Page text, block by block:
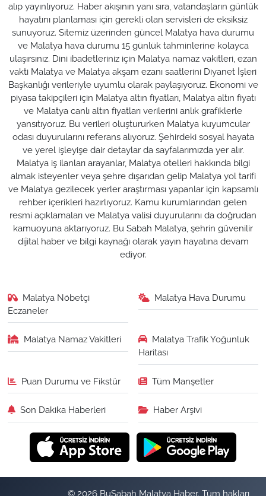
alıp yayınlıyoruz. Haber akışının yanı sıra, vatandaşların günlük
hayatını planlaması için gerekli olan servisleri de eksiksiz
sunuyoruz. Sitemiz üzerinden güncel Malatya hava durumu
ve Malatya hava durumu 15 günlük tahminlerine kolayca
ulaşırsınız. Dini ibadetleriniz için Malatya namaz vakitleri, ezan
vakti Malatya ve Malatya akşam ezanı saatlerini Diyanet İşleri
Başkanlığı verileriyle uyumlu olarak paylaşıyoruz. Ekonomi ve
piyasa takipçileri için Malatya altın fiyatları, Malatya altın fiyatı
ve Malatya canlı altın fiyatları verilerini anlık grafiklerle
yansıtıyoruz. Bu verileri oluştururken Malatya kuyumcular
odası duyurularını referans alıyoruz. Şehirdeki sosyal hayata
ve yerel işleyişe dair detaylar da sayfalarımızda yer alır.
Malatya iş ilanları arayanlar, Malatya otelleri hakkında bilgi
almak isteyenler veya şehre dışarıdan gelip Malatya yol tarifi
ve Malatya gezilecek yerler araştırması yapanlar için kapsamlı
rehber içerikleri hazırlıyoruz. Kamu kurumlarından gelen
resmi açıklamaları ve Malatya valisi duyurularını da doğrudan
kamuoyuna aktarıyoruz. Bu Sabah Malatya, şehrin güvenilir
dijital haber ve bilgi kaynağı olarak yayın hayatına devam
ediyor.
Malatya Nöbetçi
Eczaneler
Malatya Hava Durumu
Malatya Namaz Vakitleri
Malatya Trafik Yoğunluk
Haritası
Puan Durumu ve Fikstür Tüm Manşetler
Son Dakika Haberleri Haber Arşivi
© 2026 BuSabah Malatya Haber. Tüm hakları